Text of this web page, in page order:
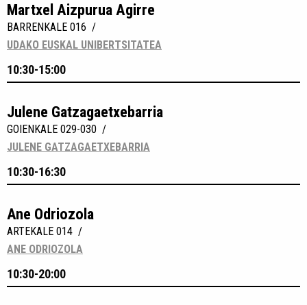
Martxel Aizpurua Agirre
BARRENKALE 016 /
UDAKO EUSKAL UNIBERTSITATEA
10:30-15:00
Julene Gatzagaetxebarria
GOIENKALE 029-030 /
JULENE GATZAGAETXEBARRIA
10:30-16:30
Ane Odriozola
ARTEKALE 014 /
ANE ODRIOZOLA
10:30-20:00